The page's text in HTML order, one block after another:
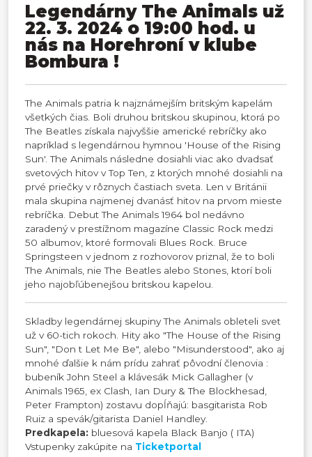
Legendárny The Animals už
22. 3. 2024 o 19:00 hod. u
nás na Horehroní v klube
Bombura !
The Animals patria k najznámejším britským kapelám
všetkých čias. Boli druhou britskou skupinou, ktorá po
The Beatles získala najvyššie americké rebríčky ako
napríklad s legendárnou hymnou 'House of the Rising
Sun'. The Animals následne dosiahli viac ako dvadsať
svetových hitov v Top Ten, z ktorých mnohé dosiahli na
prvé priečky v rôznych častiach sveta. Len v Británii
mala skupina najmenej dvanásť hitov na prvom mieste
rebríčka. Debut The Animals 1964 bol nedávno
zaradený v prestížnom magazíne Classic Rock medzi
50 albumov, ktoré formovali Blues Rock. Bruce
Springsteen v jednom z rozhovorov priznal, že to boli
The Animals, nie The Beatles alebo Stones, ktorí boli
jeho najobľúbenejšou britskou kapelou.
Skladby legendárnej skupiny The Animals obleteli svet
už v 60-tich rokoch. Hity ako "The House of the Rising
Sun", "Don t Let Me Be", alebo "Misunderstood", ako aj
mnohé ďalšie k nám prídu zahrať pôvodní členovia :
bubeník John Steel a klávesák Mick Gallagher (v
Animals 1965, ex Clash, Ian Dury & The Blockhesad,
Peter Frampton) zostavu dopĺňajú: basgitarista Rob
Ruiz a spevák/gitarista Daniel Handley.
Predkapela: bluesová kapela Black Banjo ( ITA)
Vstupenky zakúpite na Ticketportal